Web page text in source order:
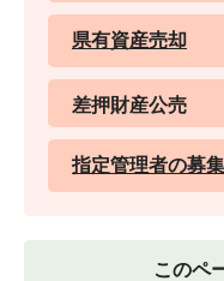
県有資産売却
差押財産公売
指定管理者の募集
このペ